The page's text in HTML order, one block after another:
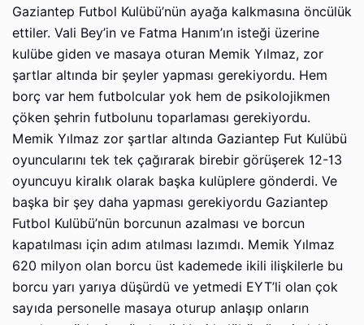
Gaziantep Futbol Kulübü’nün ayağa kalkmasına öncülük
ettiler. Vali Bey’in ve Fatma Hanım’ın isteği üzerine
kulübe giden ve masaya oturan Memik Yılmaz, zor
şartlar altında bir şeyler yapması gerekiyordu. Hem
borç var hem futbolcular yok hem de psikolojikmen
çöken şehrin futbolunu toparlaması gerekiyordu.
Memik Yılmaz zor şartlar altında Gaziantep Fut Kulübü
oyuncularını tek tek çağırarak birebir görüşerek 12-13
oyuncuyu kiralık olarak başka kulüplere gönderdi. Ve
başka bir şey daha yapması gerekiyordu Gaziantep
Futbol Kulübü’nün borcunun azalması ve borcun
kapatılması için adım atılması lazımdı. Memik Yılmaz
620 milyon olan borcu üst kademede ikili ilişkilerle bu
borcu yarı yarıya düşürdü ve yetmedi EYT’li olan çok
sayıda personelle masaya oturup anlaşıp onların